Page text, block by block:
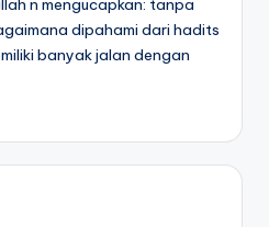
n mengucapkan: tanpa
dipahami dari hadits
banyak jalan dengan